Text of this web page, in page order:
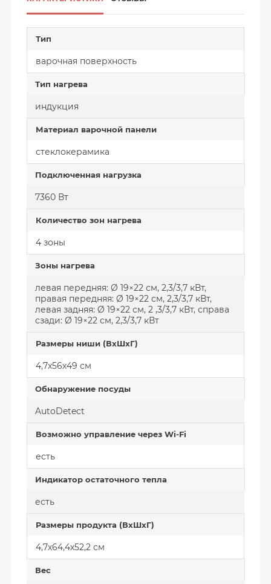
Тип
варочная поверхность
Тип нагрева
индукция
Материал варочной панели
стеклокерамика
Подключенная нагрузка
7360 Вт
Количество зон нагрева
4 зоны
Зоны нагрева
левая передняя: Ø 19×22 см, 2,3/3,7 кВт,
правая передняя: Ø 19×22 см, 2,3/3,7 кВт,
левая задняя: Ø 19×22 см, 2 ,3/3,7 кВт, справа
сзади: Ø 19×22 см, 2,3/3,7 кВт
Размеры ниши (ВхШхГ)
4,7х56х49 см
Обнаружение посуды
AutoDetect
Возможно управление через Wi-Fi
есть
Индикатор остаточного тепла
есть
Размеры продукта (ВхШхГ)
4,7х64,4х52,2 см
Вес